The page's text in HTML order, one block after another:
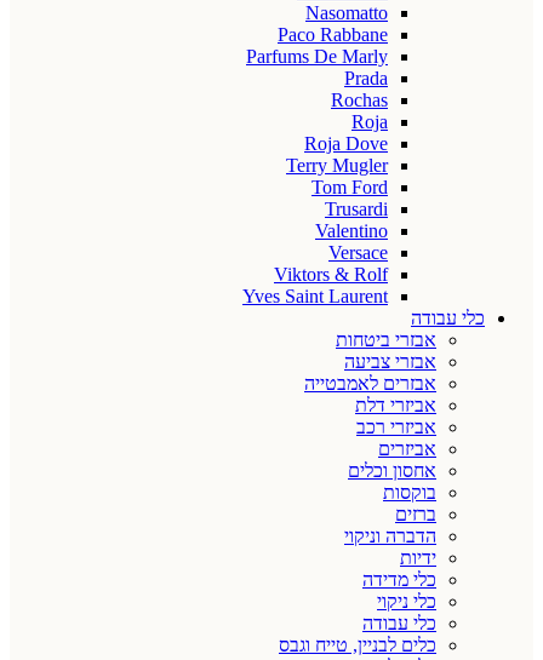
Nasomatto
Paco Rabbane
Parfums De Marly
Prada
Rochas
Roja
Roja Dove
Terry Mugler
Tom Ford
Trusardi
Valentino
Versace
Viktors & Rolf
Yves Saint Laurent
כלי עבודה
אבזרי ביטחות
אבזרי צביעה
אבזרים לאמבטייה
אביזרי דלת
אביזרי רכב
אביזרים
אחסון וכלים
בוקסות
ברזים
הדברה וניקוי
ידיות
כלי מדידה
כלי ניקוי
כלי עבודה
כלים לבניין, טייח וגבס